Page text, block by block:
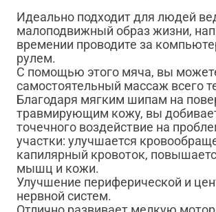
Идеально подходит для людей
малоподвижный образ жизни,
времении проводите за
рулем.
С помощью этого мяча, вы
самостоятельный массаж всего
Благодаря мягким шипам на
травмирующим кожу, вы
точечного воздействие на
участки: улучшается
капилярный кровоток,
мышц и кожи.
Улучшение периферической и
нервной систем.